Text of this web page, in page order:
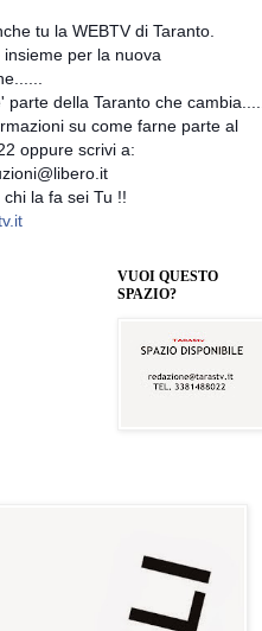
tu la WEBTV di Taranto.
insieme per la nuova
parte della Taranto che cambia......
su come farne parte al
oppure scrivi a:
chi la fa sei Tu !!
VUOI QUESTO
SPAZIO?